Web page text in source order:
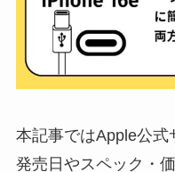
本記事ではApple公式
発売日やスペック・